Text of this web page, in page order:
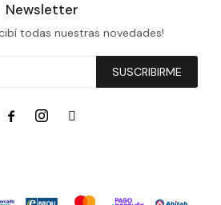
Newsletter
todas nuestras novedades!
SUSCRIBIRME
  